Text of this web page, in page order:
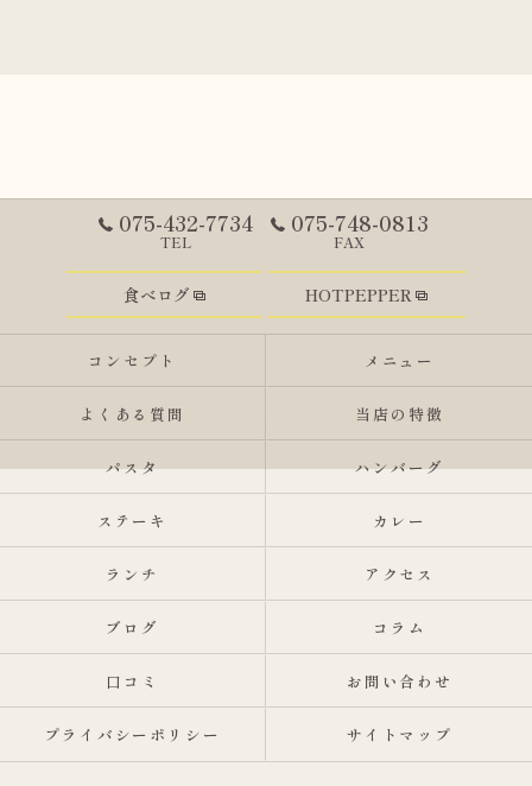
075-432-7734
TEL
075-748-0813
FAX
食べログ HOTPEPPER
コンセプト メニュー
よくある質問 当店の特徴
パスタ ハンバーグ
ステーキ カレー
ランチ アクセス
ブログ コラム
口コミ お問い合わせ
プライバシーポリシー サイトマップ